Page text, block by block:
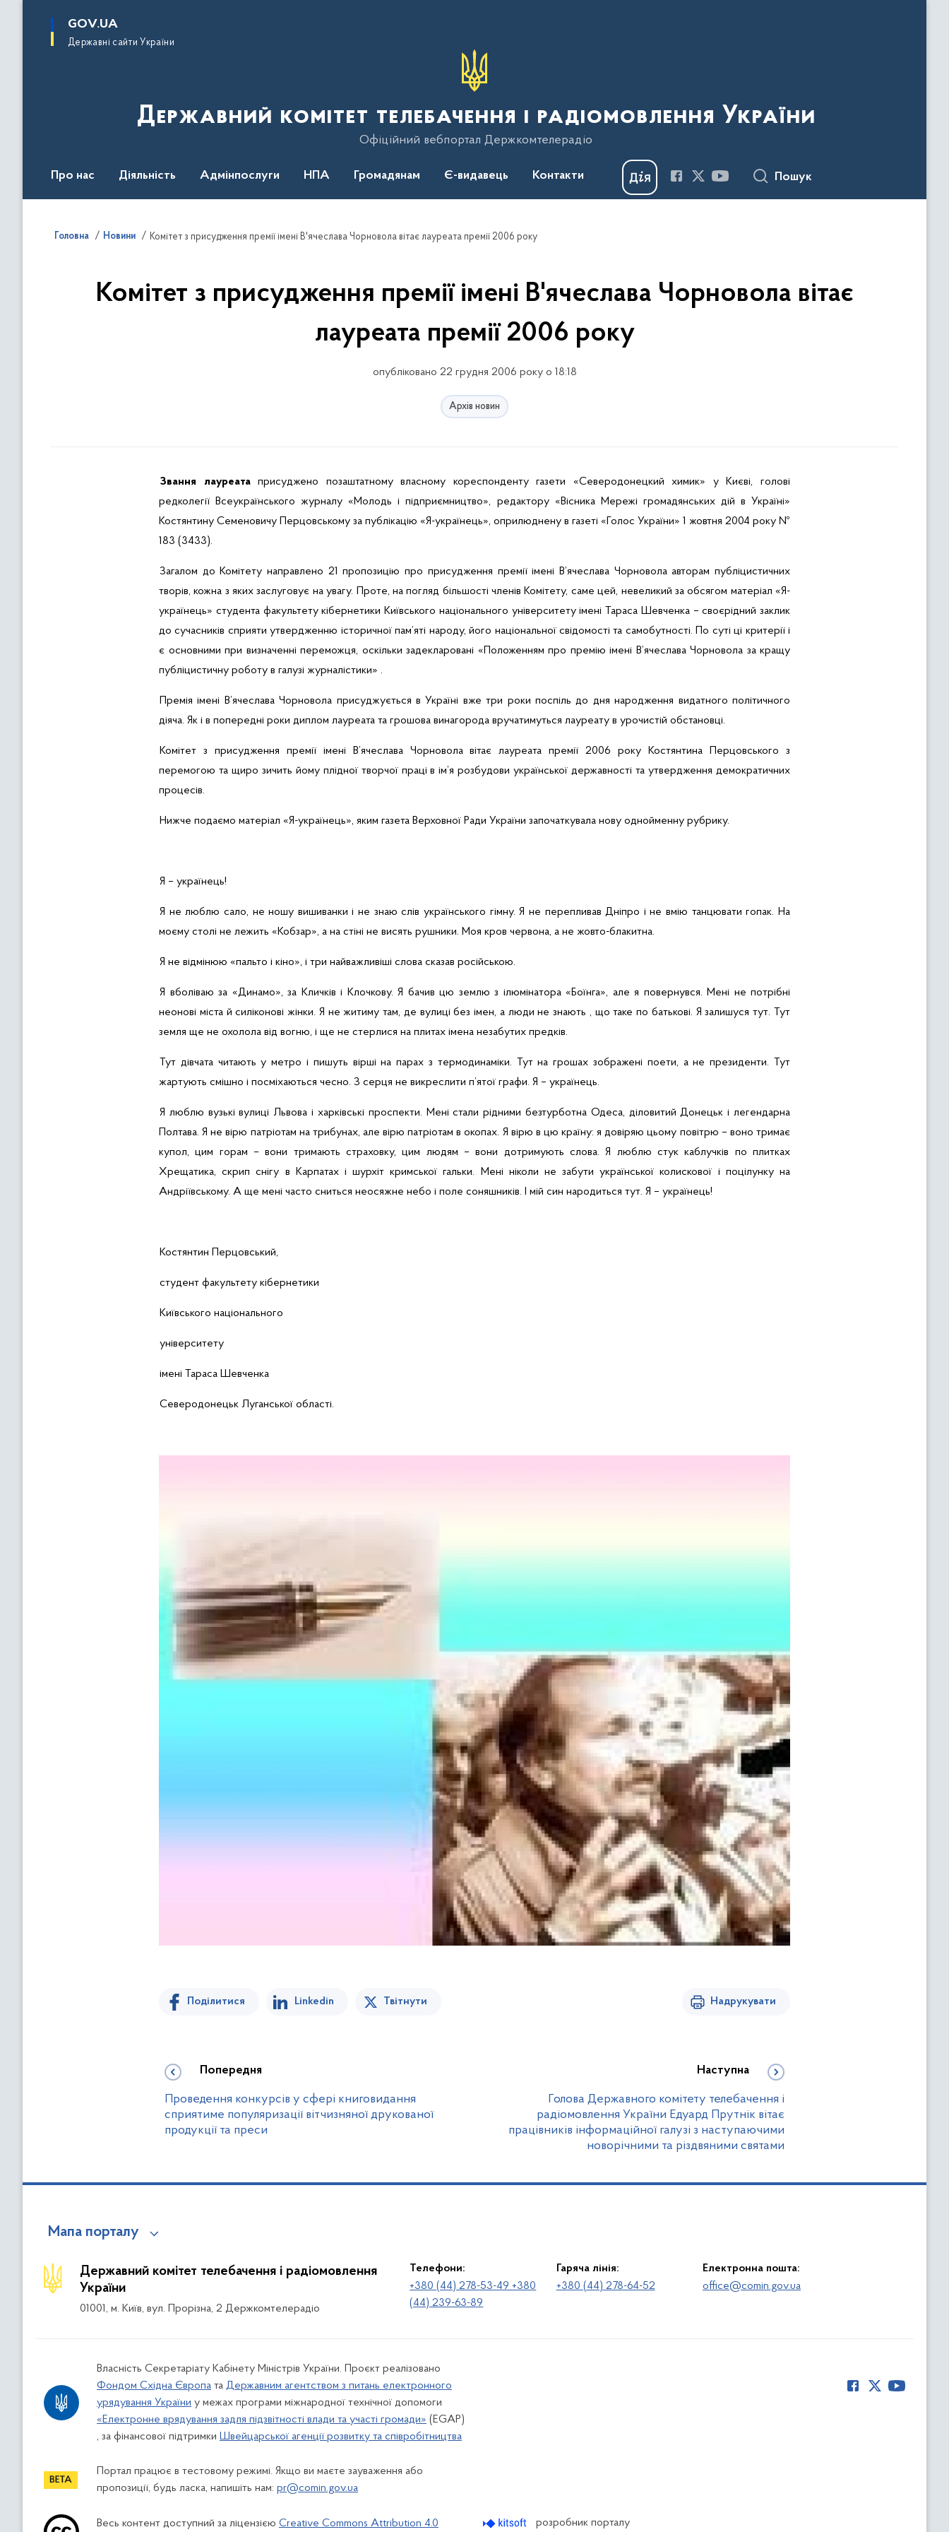
основного
GOV.UA
Державні сайти України
Державний комітет телебачення і радіомовлення України
Офіційний вебпортал Держкомтелерадіо
Про нас Діяльність Адмінпослуги НПА Громадянам Є-видавець Контакти Пошук
Головна Новини Комітет з присудження премії імені В'ячеслава Чорновола вітає лауреата премії 2006 року
Комітет з присудження премії імені В'ячеслава Чорновола вітає
лауреата премії 2006 року
опубліковано 22 грудня 2006 року о 18:18
Архів новин
Звання лауреатаприсуджено позаштатному власному кореспонденту газети «Северодонецкий химик» у Києві, голові
редколегії Всеукраїнського журналу «Молодь і підприємництво», редактору «Вісника Мережі громадянських дій в Україні»
Костянтину Семеновичу Перцовському за публікацію «Я-українець», оприлюднену в газеті «Голос України» 1 жовтня 2004 року №
183 (3433).
Загалом до Комітету направлено 21 пропозицію про присудження премії імені В’ячеслава Чорновола авторам публіцистичних
творів, кожна з яких заслуговує на увагу. Проте, на погляд більшості членів Комітету, саме цей, невеликий за обсягом матеріал «Я-
українець» студента факультету кібернетики Київського національного університету імені Тараса Шевченка – своєрідний заклик
до сучасників сприяти утвердженню історичної пам’яті народу, його національної свідомості та самобутності. По суті ці критерії і
є основними при визначенні переможця, оскільки задекларовані «Положенням про премію імені В’ячеслава Чорновола за кращу
публіцистичну роботу в галузі журналістики» .
Премія імені В’ячеслава Чорновола присуджується в Україні вже три роки поспіль до дня народження видатного політичного
діяча. Як і в попередні роки диплом лауреата та грошова винагорода вручатимуться лауреату в урочистій обстановці.
Комітет з присудження премії імені В’ячеслава Чорновола вітає лауреата премії 2006 року Костянтина Перцовського з
перемогою та щиро зичить йому плідної творчої праці в ім’я розбудови української державності та утвердження демократичних
процесів.
Нижче подаємо матеріал «Я-українець», яким газета Верховної Ради України започаткувала нову однойменну рубрику.
Я – українець!
Я не люблю сало, не ношу вишиванки і не знаю слів українського гімну. Я не перепливав Дніпро і не вмію танцювати гопак. На
моєму столі не лежить «Кобзар», а на стіні не висять рушники. Моя кров червона, а не жовто-блакитна.
Я не відмінюю «пальто і кіно», і три найважливіші слова сказав російською.
Я вболіваю за «Динамо», за Кличків і Клочкову. Я бачив цю землю з ілюмінатора «Боїнга», але я повернувся. Мені не потрібні
неонові міста й силіконові жінки. Я не житиму там, де вулиці без імен, а люди не знають , що таке по батькові. Я залишуся тут. Тут
земля ще не охолола від вогню, і ще не стерлися на плитах імена незабутих предків.
Тут дівчата читають у метро і пишуть вірші на парах з термодинаміки. Тут на грошах зображені поети, а не президенти. Тут
жартують смішно і посміхаються чесно. З серця не викреслити п’ятої графи. Я – українець.
Я люблю вузькі вулиці Львова і харківські проспекти. Мені стали рідними безтурботна Одеса, діловитий Донецьк і легендарна
Полтава. Я не вірю патріотам на трибунах, але вірю патріотам в окопах. Я вірю в цю країну: я довіряю цьому повітрю – воно тримає
купол, цим горам – вони тримають страховку, цим людям – вони дотримують слова. Я люблю стук каблучків по плитках
Хрещатика, скрип снігу в Карпатах і шурхіт кримської гальки. Мені ніколи не забути української колискової і поцілунку на
Андріївському. А ще мені часто сниться неосяжне небо і поле соняшників. І мій син народиться тут. Я – українець!
Костянтин Перцовський,
студент факультету кібернетики
Київського національного
університету
імені Тараса Шевченка
Северодонецьк Луганської області.
Поділитися Linkedin Твітнути Надрукувати
Попередня
Проведення конкурсів у сфері книговидання
сприятиме популяризації вітчизняної друкованої
продукції та преси
Наступна
Голова Державного комітету телебачення і
радіомовлення України Едуард Прутнік вітає
працівників інформаційної галузі з наступаючими
новорічними та різдвяними святами
Мапа порталу
Державний комітет телебачення і радіомовлення
України
01001, м. Київ, вул. Прорізна, 2 Держкомтелерадіо
Телефони:
+380 (44) 278-53-49 +380
(44) 239-63-89
Гаряча лінія:
+380 (44) 278-64-52
Електронна пошта:
office@comin.gov.ua
Власність Секретаріату Кабінету Міністрів України. Проєкт реалізовано
Фондом Східна Європа та Державним агентством з питань електронного
урядування України у межах програми міжнародної технічної допомоги
«Електронне врядування задля підзвітності влади та участі громади» (EGAP)
, за фінансової підтримки Швейцарської агенції розвитку та співробітництва
Портал працює в тестовому режимі. Якщо ви маєте зауваження або
пропозиції, будь ласка, напишіть нам: pr@comin.gov.ua
Весь контент доступний за ліцензією Creative Commons Attribution 4.0 розробник порталу